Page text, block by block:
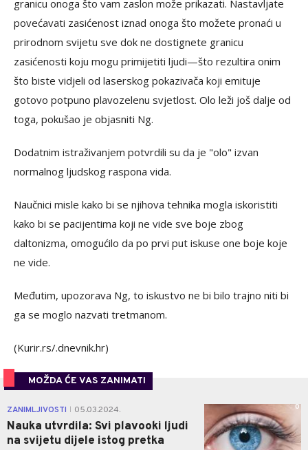
granicu onoga što vam zaslon može prikazati. Nastavljate
povećavati zasićenost iznad onoga što možete pronaći u
prirodnom svijetu sve dok ne dostignete granicu
zasićenosti koju mogu primijetiti ljudi—što rezultira onim
što biste vidjeli od laserskog pokazivača koji emituje
gotovo potpuno plavozelenu svjetlost. Olo leži još dalje od
toga, pokušao je objasniti Ng.
Dodatnim istraživanjem potvrdili su da je "olo" izvan
normalnog ljudskog raspona vida.
Naučnici misle kako bi se njihova tehnika mogla iskoristiti
kako bi se pacijentima koji ne vide sve boje zbog
daltonizma, omogućilo da po prvi put iskuse one boje koje
ne vide.
Međutim, upozorava Ng, to iskustvo ne bi bilo trajno niti bi
ga se moglo nazvati tretmanom.
(Kurir.rs/.dnevnik.hr)
MOŽDA ĆE VAS ZANIMATI
ZANIMLJIVOSTI 05.03.2024.
Nauka utvrdila: Svi plavooki ljudi
na svijetu dijele istog pretka
0